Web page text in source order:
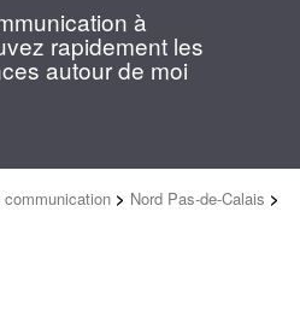
à
rapidement les
autour de moi
communication > Nord Pas-de-Calais >